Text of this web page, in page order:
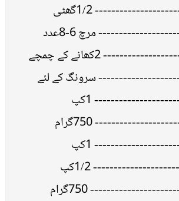
1/2گھٹی
مرچ 6-8عدد
2کھانے کے چمچے
سرونگ کے لئے
1کپ
750گرام
1کپ
1/2کپ
750گرام